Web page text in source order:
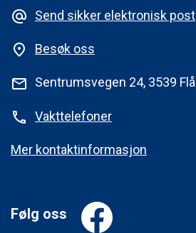
alternate_email Send sikker elektronisk post
place Besøk oss
mail Sentrumsvegen 24, 3539 Flå
phone Vakttelefoner
Mer kontaktinformasjon
Følg oss